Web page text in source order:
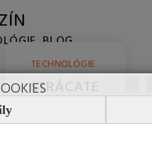
BLOG
TECHNOLÓGIE
STRÁCATE
PEŇAŽENKU?